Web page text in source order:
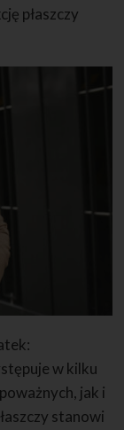
płaszczy
w kilku
jak i
stanowi